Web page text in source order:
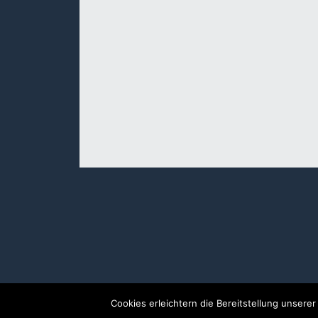
© Copyright 1999-2025 Paderline
Cookies erleichtern die Bereitstellung